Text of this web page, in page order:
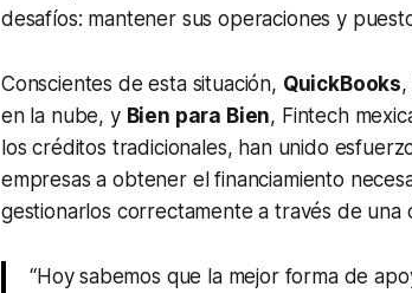
desafíos: mantener sus operaciones y
Conscientes de esta situación, QuickBooks,
en la nube, y Bien para Bien, Fintech
los créditos tradicionales, han unido
empresas a obtener el financiamiento
gestionarlos correctamente a través de una
“Hoy sabemos que la mejor forma de